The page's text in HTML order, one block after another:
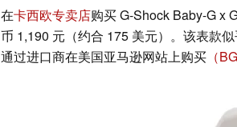
在卡西欧专卖店购买 G-Shock Baby-G x
币 1,190 元（约合 175 美元）。该表款
通过进口商在美国亚马逊网站上购买 （